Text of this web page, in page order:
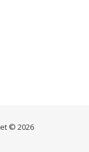
© 2026